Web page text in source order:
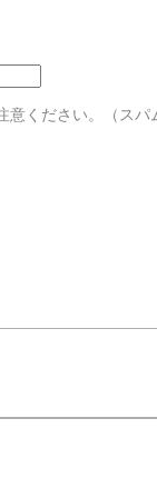
意ください。（スパ